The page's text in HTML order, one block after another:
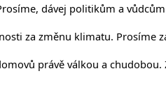
dávej politikům a
za změnu klimatu. Prosíme
právě válkou a chudobou.